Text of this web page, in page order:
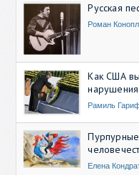
Русская
Роман
Как США
Рамиль
Елена